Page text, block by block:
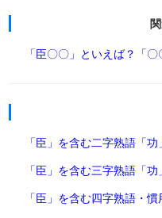
「臣〇〇」といえば？ 「
「臣」を含む二字熟語 「
「臣」を含む三字熟語 「
「臣」を含む四字熟語・